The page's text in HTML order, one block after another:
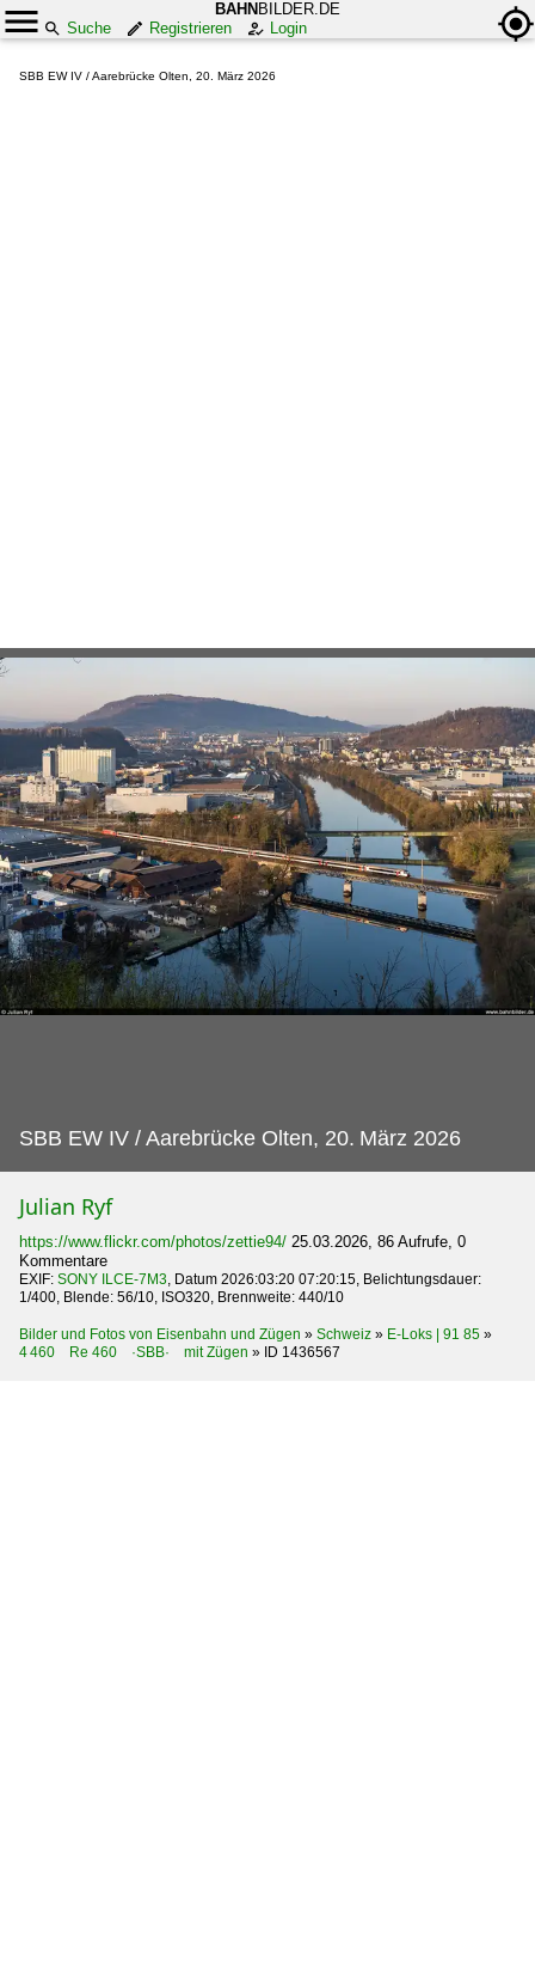
BAHN BILDER.DE
Suche
Registrieren Login
SBB EW IV / Aarebrücke Olten, 20. März 2026
SBB EW IV / Aarebrücke Olten, 20. März 2026
Julian Ryf
https://www.flickr.com/photos/zettie94/ 25.03.2026, 86 Aufrufe, 0
Kommentare
EXIF: SONY ILCE-7M3, Datum 2026:03:20 07:20:15, Belichtungsdauer:
1/400, Blende: 56/10, ISO320, Brennweite: 440/10
Bilder und Fotos von Eisenbahn und Zügen » Schweiz » E-Loks | 91 85 »
4 460 Re 460 ·SBB· mit Zügen » ID 1436567